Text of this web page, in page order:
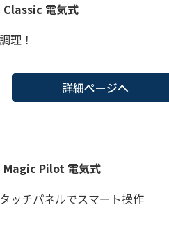
Classic 電気式
理！
詳細ページへ
Magic Pilot 電気式
ッチパネルでスマート操作